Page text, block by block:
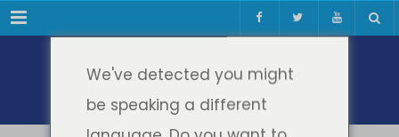
Meniul
We've detected you might
be speaking a different